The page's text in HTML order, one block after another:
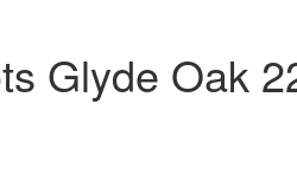
Glyde Oak